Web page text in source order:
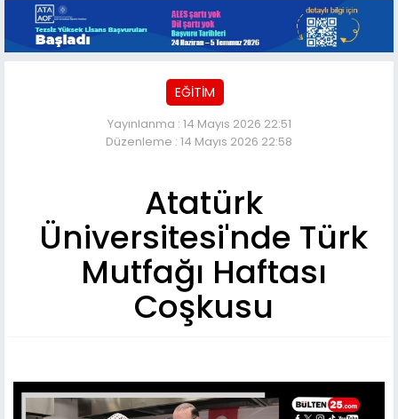
EĞİTİM
Yayınlanma : 14 Mayıs 2026 22:51
Düzenleme : 14 Mayıs 2026 22:58
Atatürk
Üniversitesi'nde Türk
Mutfağı Haftası
Coşkusu